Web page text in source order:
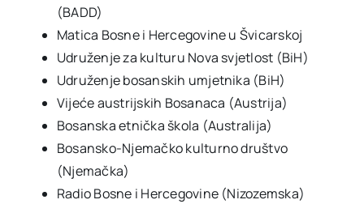
(BADD)
Matica Bosne i Hercegovine u Švicarskoj
Udruženje za kulturu Nova svjetlost (BiH)
Udruženje bosanskih umjetnika (BiH)
Vijeće austrijskih Bosanaca (Austrija)
Bosanska etnička škola (Australija)
Bosansko-Njemačko kulturno društvo
(Njemačka)
Radio Bosne i Hercegovine (Nizozemska)